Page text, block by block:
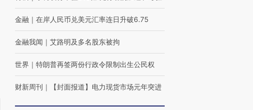
金融 ｜ 在岸人民币兑美元汇率连日升破6.75
金融我闻 ｜ 艾路明及多名股东被拘
世界 ｜ 特朗普再签两份行政令限制出生公民权
财新周刊 ｜ 【封面报道】电力现货市场元年突进